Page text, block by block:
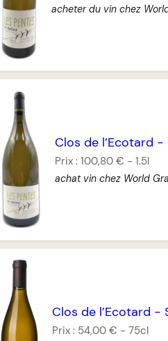
acheter du vin chez
Clos de l’Ecotard -
Prix : 100,80 € - 1.5l
achat vin chez World
Clos de l’Ecotard -
Prix : 54,00 € - 75cl